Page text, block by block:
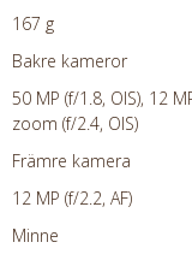
167 g
Bakre kameror
50 MP (f/1.8, OIS), 12
zoom (f/2.4, OIS)
Främre kamera
12 MP (f/2.2, AF)
Minne